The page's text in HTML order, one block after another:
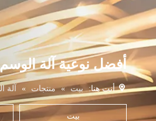
أفضل نوعية آلة الوسم
أنت هنا: بيت » منتجات » آلة
بيت